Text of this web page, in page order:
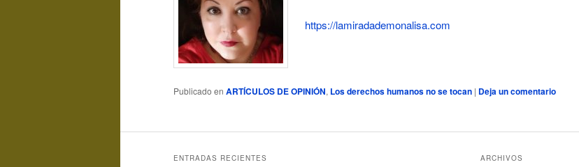
https://lamiradademonalisa.com
Publicado en ARTÍCULOS DE OPINIÓN, Los derechos humanos no se tocan | Deja un comentario
ENTRADAS RECIENTES ARCHIVOS